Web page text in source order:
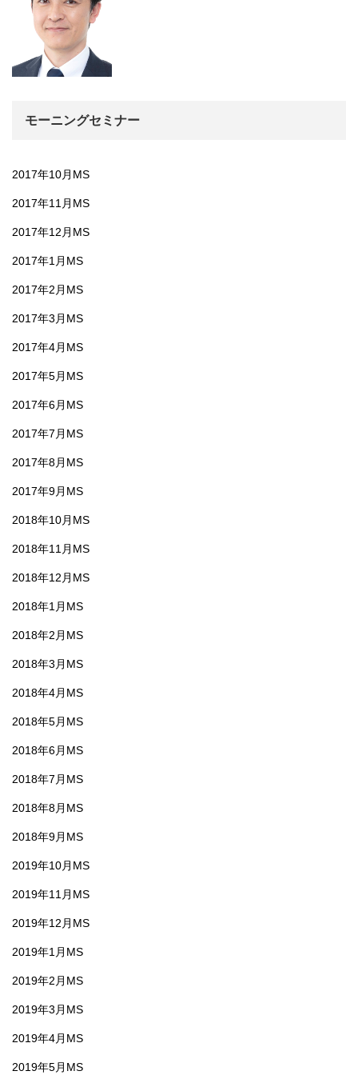
モーニングセミナー
2017年10月MS
2017年11月MS
2017年12月MS
2017年1月MS
2017年2月MS
2017年3月MS
2017年4月MS
2017年5月MS
2017年6月MS
2017年7月MS
2017年8月MS
2017年9月MS
2018年10月MS
2018年11月MS
2018年12月MS
2018年1月MS
2018年2月MS
2018年3月MS
2018年4月MS
2018年5月MS
2018年6月MS
2018年7月MS
2018年8月MS
2018年9月MS
2019年10月MS
2019年11月MS
2019年12月MS
2019年1月MS
2019年2月MS
2019年3月MS
2019年4月MS
2019年5月MS